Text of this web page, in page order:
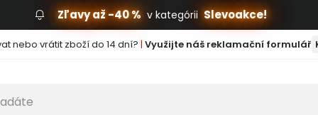
Zľavy až -40 % v kategórii Slevoakce!
nebo vrátit zboží do 14 dní? | Využijte náš reklamační formulář